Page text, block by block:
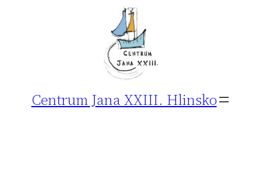
Centrum Jana XXIII. Hlinsko